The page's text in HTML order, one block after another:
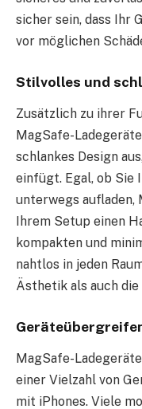
sicher sein, dass Ihr
vor möglichen
Stilvolles und
Zusätzlich zu ihrer
MagSafe-
schlankes Design
einfügt. Egal, ob Sie
unterwegs aufladen,
Ihrem Setup einen
kompakten und
nahtlos in jeden
Ästhetik als auch
MagSafe-
einer Vielzahl von
mit iPhones. Viele